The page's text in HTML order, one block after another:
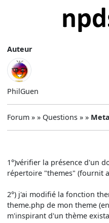
Auteur
PhilGuen
Forum » » Questions » »
1°)vérifier la présence d'un
répertoire "themes" (fournit
2°) j'ai modifié la fonction
theme.php de mon theme
m'inspirant d'un thème